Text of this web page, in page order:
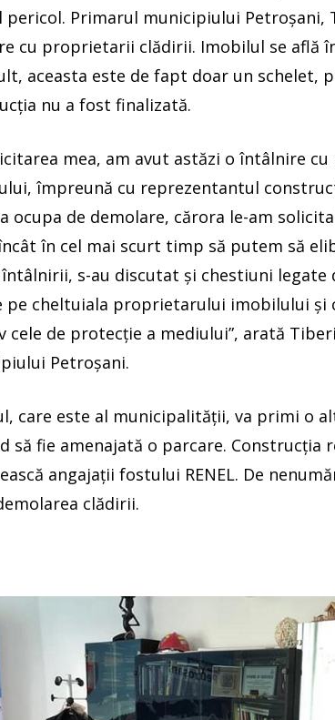
pericol. Primarul municipiului Petroșani,
cu proprietarii clădirii. Imobilul se află
aceasta este de fapt doar un schelet,
nu a fost finalizată.
mea, am avut astăzi o întâlnire
împreună cu reprezentantul
ocupa de demolare, cărora le-am
în cel mai scurt timp să putem să
s-au discutat și chestiuni legate
pe cheltuiala proprietarului imobilului
cele de protecție a mediului”, arată
Petroșani.
care este al municipalității, va primi o
să fie amenajată o parcare. Construcția
angajații fostului RENEL. De
clădirii.